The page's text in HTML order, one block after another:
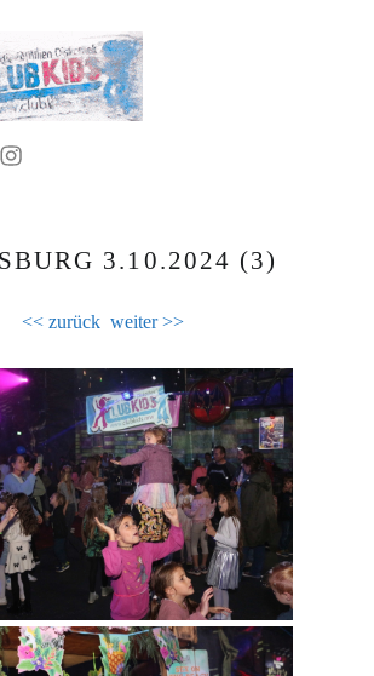
C
L
U
D
.
N
R
W
3.10.2024 (3)
<< zurück weiter >>